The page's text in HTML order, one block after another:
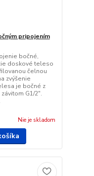
pripojením
bočné,
doskové teleso
čelnou
zvýšenie
je bočné z
G1/2".
Nie je skladom